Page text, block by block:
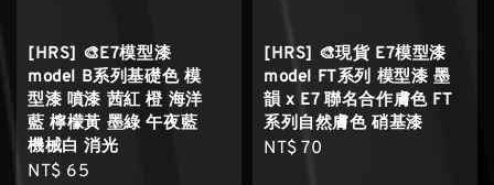
[HRS] 🎨E7模型漆
model B系列基礎色 模
型漆 噴漆 茜紅 橙 海洋
藍 檸檬黃 墨綠 午夜藍
機械白 消光
Regular
NT$ 65
[HRS] 🎨現貨 E7模型漆
model FT系列 模型漆 墨
韻 x E7 聯名合作膚色 FT
系列自然膚色 硝基漆
Regular
NT$ 70